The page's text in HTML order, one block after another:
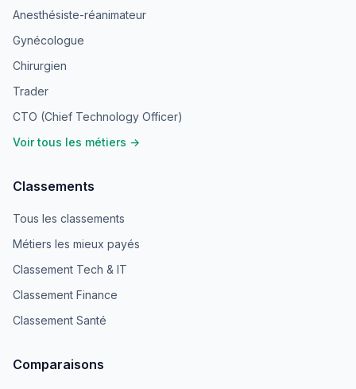
Anesthésiste-réanimateur
Gynécologue
Chirurgien
Trader
CTO (Chief Technology Officer)
Voir tous les métiers →
Classements
Tous les classements
Métiers les mieux payés
Classement Tech & IT
Classement Finance
Classement Santé
Comparaisons